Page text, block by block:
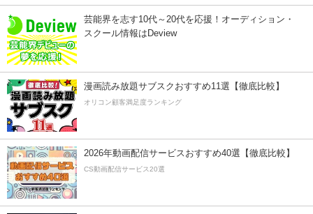
芸能界を志す10代～20代を応援！オーディション・
スクール情報はDeview
漫画読み放題サブスクおすすめ11選【徹底比較】
オリコン顧客満足度ランキング
2026年動画配信サービスおすすめ40選【徹底比較】
CS動画配信サービス20選